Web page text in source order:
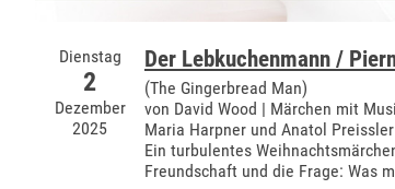
Dienstag
2
Dezember
2025
Der Lebkuchenmann /
(The Gingerbread Man)
von David Wood | Märchen mit
Maria Harpner und Anatol Preissler
Ein turbulentes
Freundschaft und die Frage: Was